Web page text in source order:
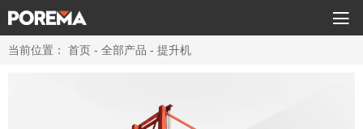

高空作业平台
当前位置： 首页 - 全部产品 - 提升机